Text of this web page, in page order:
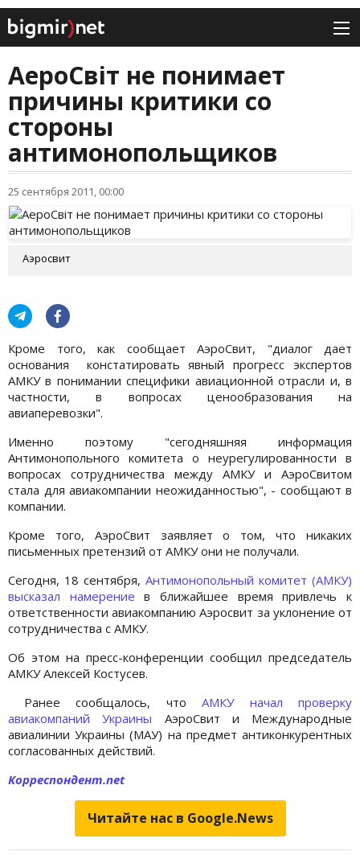
АероСвіт не понимает
причины критики со
стороны
антимонопольщиков
25 сентября 2011, 00:00
Аэросвит
Кроме того, как сообщает АэроСвит, "диалог дает
основания констатировать явный прогресс экспертов
АМКУ в понимании специфики авиационной отрасли и, в
частности, в вопросах ценообразования на
авиаперевозки".
Именно поэтому "сегодняшняя информация
Антимонопольного комитета о неурегулированности в
вопросах сотрудничества между АМКУ и АэроСвитом
стала для авиакомпании неожиданностью", - сообщают в
компании.
Кроме того, АэроСвит заявляет о том, что никаких
письменных претензий от АМКУ они не получали.
Сегодня, 18 сентября, Антимонопольный комитет (АМКУ)
высказал намерение в ближайшее время привлечь к
ответственности авиакомпанию Аэросвит за уклонение от
сотрудничества с АМКУ.
Об этом на пресс-конференции сообщил председатель
АМКУ Алексей Костусев.
Ранее сообщалось, что АМКУ начал проверку
авиакомпаний Украины АэроСвит и Международные
авиалинии Украины (МАУ) на предмет антиконкурентных
согласованных действий.
Корреспондент.net
Читайте нас в Google.News